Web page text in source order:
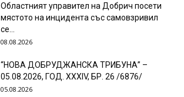
Областният управител на Добрич посети
мястото на инцидента със самовзривил
се...
08.08.2026
“НОВА ДОБРУДЖАНСКА ТРИБУНА” –
05.08.2026, ГОД. XXХIV, БР. 26 /6876/
05.08.2026